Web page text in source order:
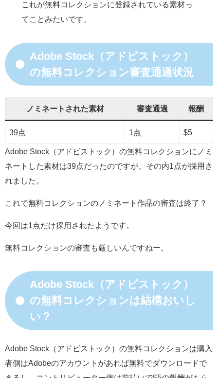
これが無料コレクションに登録されている素材っ
てことみたいです。
Adobe Stock（アドビストック）
の無料コレクション審査通過状況
ノミネートされた素材 審査通過 報酬
39点 1点 $5
Adobe Stock（アドビストック）の無料コレクションにノミ
ネートした素材は39点だったのですが、その内1点が採用さ
れました。
これで無料コレクションのノミネート作品の審査は終了？
今回は1点だけ採用されたようです。
無料コレクションの審査も厳しいんですねー。
Adobe Stock（アドビストック）
の無料コレクションは結構おいし
い？
Adobe Stock（アドビストック）の無料コレクションは購入
者側はAdobeのアカウントがあれば無料でダウンロードで